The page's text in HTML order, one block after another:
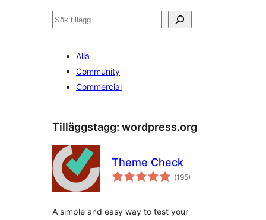
Sök
Alla
Community
Commercial
Tilläggstagg: wordpress.org
Theme Check
(Totalt
antal
195)
A simple and easy way to test your